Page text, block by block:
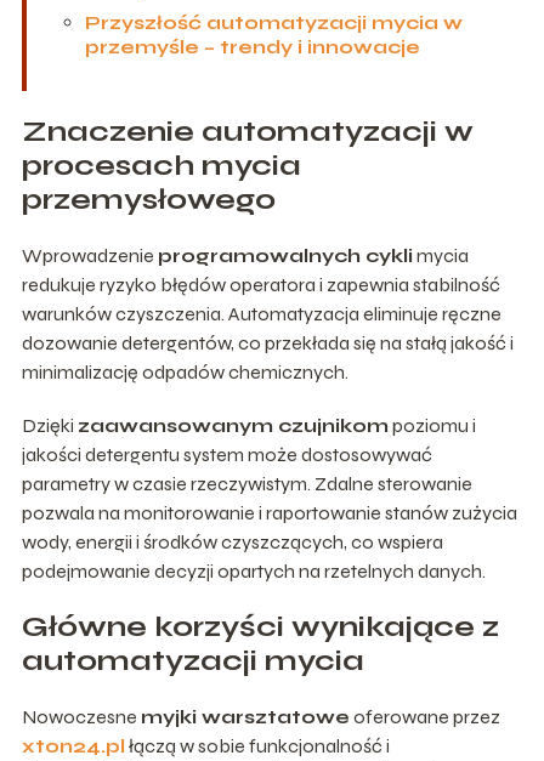
Przyszłość automatyzacji mycia w
przemyśle – trendy i innowacje
Znaczenie automatyzacji w
procesach mycia
przemysłowego
Wprowadzenie programowalnych cykli mycia
redukuje ryzyko błędów operatora i zapewnia stabilność
warunków czyszczenia. Automatyzacja eliminuje ręczne
dozowanie detergentów, co przekłada się na stałą jakość i
minimalizację odpadów chemicznych.
Dzięki zaawansowanym czujnikom poziomu i
jakości detergentu system może dostosowywać
parametry w czasie rzeczywistym. Zdalne sterowanie
pozwala na monitorowanie i raportowanie stanów zużycia
wody, energii i środków czyszczących, co wspiera
podejmowanie decyzji opartych na rzetelnych danych.
Główne korzyści wynikające z
automatyzacji mycia
Nowoczesne myjki warsztatowe oferowane przez
xton24.pl łączą w sobie funkcjonalność i